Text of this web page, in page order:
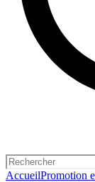
AccueilPromotion